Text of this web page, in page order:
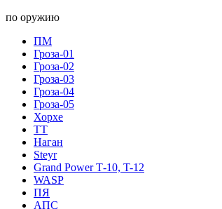
по оружию
ПМ
Гроза-01
Гроза-02
Гроза-03
Гроза-04
Гроза-05
Хорхе
ТТ
Наган
Steyr
Grand Power Т-10, T-12
WASP
ПЯ
АПС